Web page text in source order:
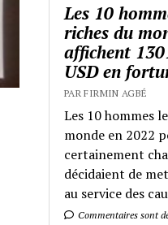
Les 10
riches du
affichent
USD en
PAR FIRMIN AGBÉ
Les 10 hommes
monde en 2022
certainement
décidaient de
au service des
Commentaires sont